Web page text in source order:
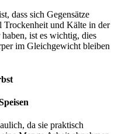
dass sich Gegensätze
und Kälte in der
ist es wichtig, dies
im Gleichgewicht bleiben
da sie praktisch